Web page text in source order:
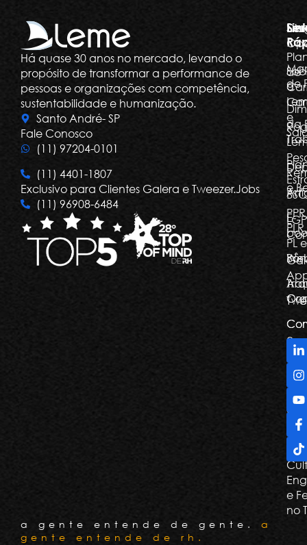
Há quase 30 anos no mercado, levando o
propósito de transformar a performance de
pessoas e organizações com competência,
sustentabilidade e humanização.
Santo André- SP
Fale Conosco
(11) 97204-0101
(11) 4401-1807
Exclusivo para Clientes Galera e Tweezer.Jobs
(11) 96908-6484
de
e
e
PLR,
PL e
e
e
e
no
de
da
a
E-
a gente entende de gente. a
gente entende de rh.